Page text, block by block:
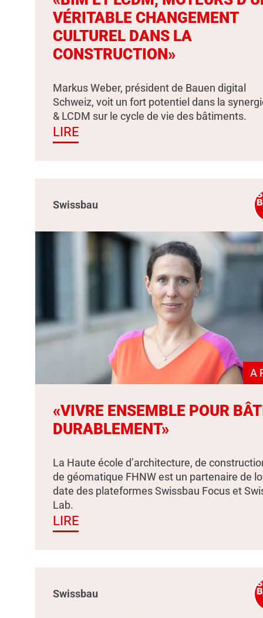
VÉRITABLE CHANGEMENT
CULTUREL DANS LA
CONSTRUCTION»
Markus Weber, président de Bauen digital
Schweiz, voit un fort potentiel dans la
& LCDM sur le cycle de vie des bâtiments.
LIRE
Swissbau
A
«VIVRE ENSEMBLE POUR
DURABLEMENT»
La Haute école d’architecture, de
de géomatique FHNW est un partenaire de
date des plateformes Swissbau Focus et
Lab.
LIRE
Swissbau